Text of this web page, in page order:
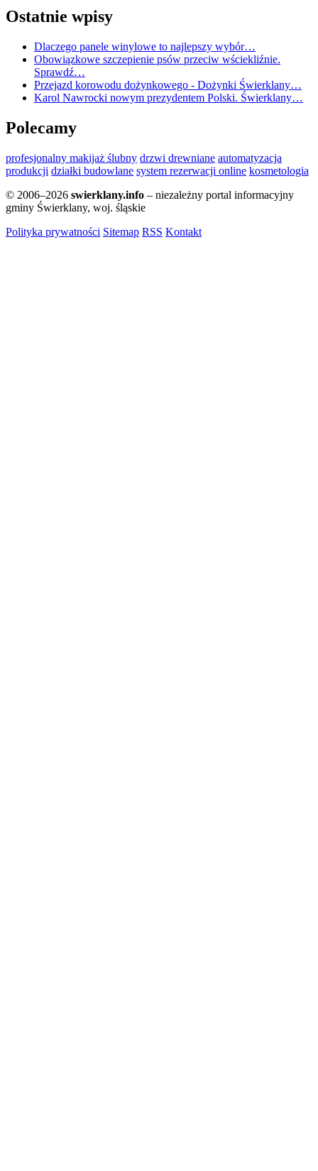
Ostatnie wpisy
Dlaczego panele winylowe to najlepszy wybór…
Obowiązkowe szczepienie psów przeciw wściekliźnie.
Sprawdź…
Przejazd korowodu dożynkowego - Dożynki Świerklany…
Karol Nawrocki nowym prezydentem Polski. Świerklany…
Polecamy
profesjonalny makijaż ślubny drzwi drewniane automatyzacja
produkcji działki budowlane system rezerwacji online kosmetologia
© 2006–2026 swierklany.info – niezależny portal informacyjny
gminy Świerklany, woj. śląskie
Polityka prywatności Sitemap RSS Kontakt